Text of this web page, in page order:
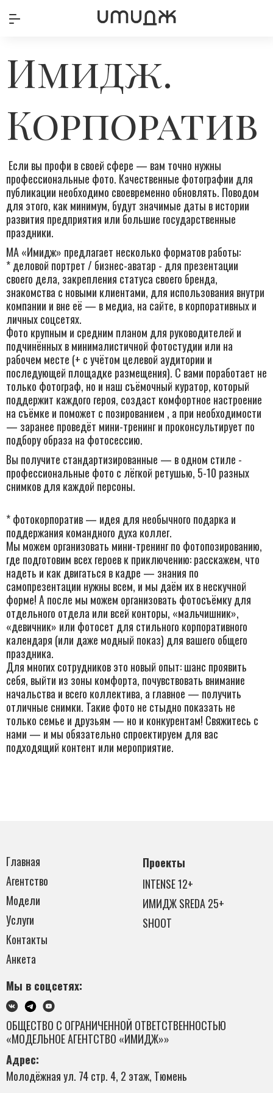
Имидж.
Корпоратив
Если вы профи в своей сфере — вам точно нужны
профессиональные фото. Качественные фотографии для
публикации необходимо своевременно обновлять. Поводом
для этого, как минимум, будут значимые даты в истории
развития предприятия или большие государственные
праздники.
МА «Имидж» предлагает несколько форматов работы:
* деловой портрет / бизнес-аватар - для презентации
своего дела, закрепления статуса своего бренда,
знакомства с новыми клиентами, для использования внутри
компании и вне её — в медиа, на сайте, в корпоративных и
личных соцсетях.
Фото крупным и средним планом для руководителей и
подчинённых в минималистичной фотостудии или на
рабочем месте (+ с учётом целевой аудитории и
последующей площадке размещения). С вами поработает не
только фотограф, но и наш съёмочный куратор, который
поддержит каждого героя, создаст комфортное настроение
на съёмке и поможет с позированием , а при необходимости
— заранее проведёт мини-тренинг и проконсультирует по
подбору образа на фотосессию.
Вы получите стандартизированные — в одном стиле -
профессиональные фото с лёгкой ретушью, 5-10 разных
снимков для каждой персоны.
* фотокорпоратив — идея для необычного подарка и
поддержания командного духа коллег.
Мы можем организовать мини-тренинг по фотопозированию,
где подготовим всех героев к приключению: расскажем, что
надеть и как двигаться в кадре — знания по
самопрезентации нужны всем, и мы даём их в нескучной
форме! А после мы можем организовать фотосъёмку для
отдельного отдела или всей конторы, «мальчишник»,
«девичник» или фотосет для стильного корпоративного
календаря (или даже модный показ) для вашего общего
праздника.
Для многих сотрудников это новый опыт: шанс проявить
себя, выйти из зоны комфорта, почувствовать внимание
начальства и всего коллектива, а главное — получить
отличные снимки. Такие фото не стыдно показать не
только семье и друзьям — но и конкурентам! Свяжитесь с
нами — и мы обязательно спроектируем для вас
подходящий контент или мероприятие.
Главная
Агентство
Модели
Услуги
Контакты
Анкета
Проекты
INTENSE 12+
ИМИДЖ SREDA 25+
SHOOT
Мы в соцсетях:
ОБЩЕСТВО С ОГРАНИЧЕННОЙ ОТВЕТСТВЕННОСТЬЮ
«МОДЕЛЬНОЕ АГЕНТСТВО «ИМИДЖ»»
Адрес:
Молодёжная ул. 74 стр. 4, 2 этаж, Тюмень